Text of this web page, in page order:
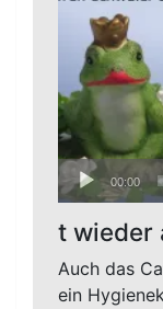
Audio-
Player
00:00
t wieder
Auch das
ein